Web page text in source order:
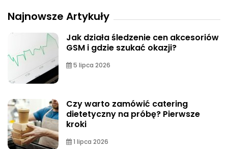
Najnowsze Artykuły
Jak działa śledzenie cen akcesoriów
GSM i gdzie szukać okazji?
5 lipca 2026
Czy warto zamówić catering
dietetyczny na próbę? Pierwsze
kroki
1 lipca 2026